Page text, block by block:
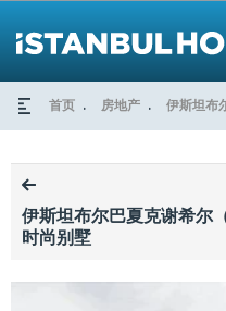
首页 房地产 伊斯坦布
伊斯坦布尔巴夏克谢希尔
时尚别墅